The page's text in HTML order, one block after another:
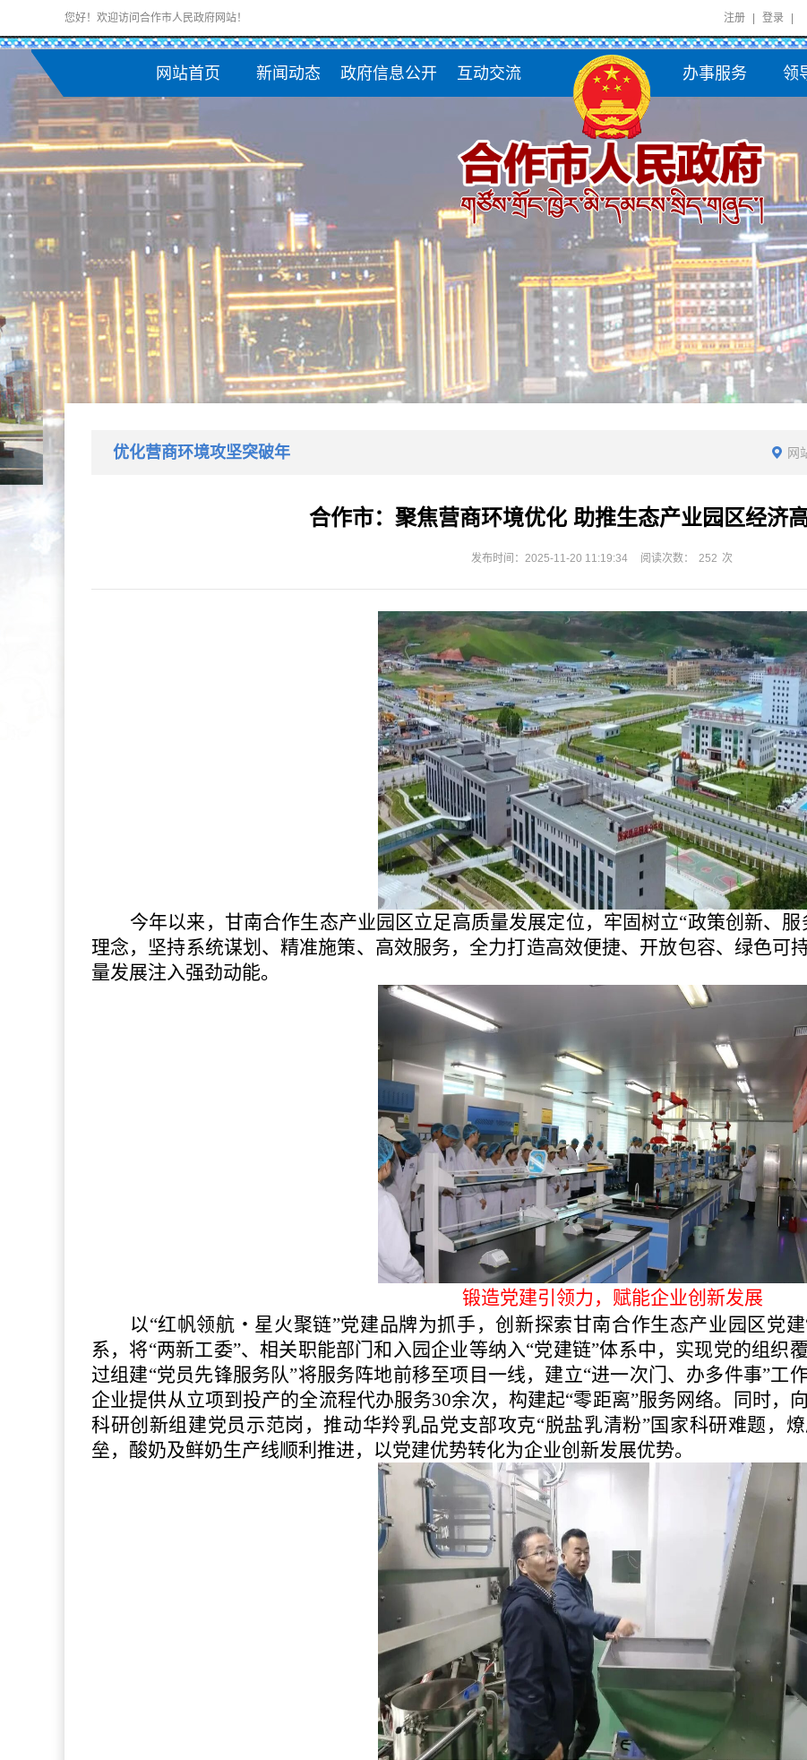
您好！欢迎访问合作市人民政府网站！ 注册 登录
网站首页 新闻动态 政府信息公开 互动交流 办事服务 领
优化营商环境攻坚突破年 网
合作市：聚焦营商环境优化 助推生态产业园区经济
发布时间：2025-11-20 11:19:34 阅读次数： 252 次
今年以来， 甘南合作生态产业园区立足高质量发展定位，牢固树立“政策创新、
理念，坚持系统谋划、精准施策、高效服务，全力打造高效便捷、开放包容、绿色可
量发展注入强劲动能。
锻造党建引领力，赋能企业创新发展
以“红帆领航・星火聚链”党建品牌为抓手，创新探索甘南合作生态产业园区党
系，将“两新工委”、相关职能部门和入园企业等纳入“党建链”体系中，实现党的组织
过组建“党员先锋服务队”将服务阵地前移至项目一线，建立“进一次门、办多件事”工
企业提供从立项到投产的全流程代办服务30余次，构建起“零距离”服务网络。同时，
科研创新组建党员示范岗，推动华羚乳品党支部攻克“脱盐乳清粉”国家科研难题，
垒，酸奶及鲜奶生产线顺利推进，以党建优势转化为企业创新发展优势。